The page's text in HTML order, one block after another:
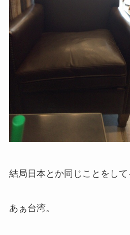
結局日本とか同じことをし
あぁ台湾。